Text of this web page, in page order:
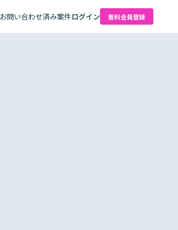
お問い合わせ済み案件ログイン 無料会員登録